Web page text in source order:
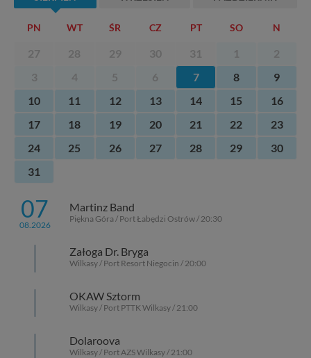
PN WT ŚR CZ PT SO N
27 28 29 30 31 1
2
3
4 5 6 7 8
9
10
11 12 13 14 15
16
17
18 19 20 21 22
23
24
25 26 27 28 29
30
31
07
08.2026
Martinz Band
Piękna Góra / Port Łabędzi Ostrów / 20:30
Załoga Dr. Bryga
Wilkasy / Port Resort Niegocin / 20:00
OKAW Sztorm
Wilkasy / Port PTTK Wilkasy / 21:00
Dolaroova
Wilkasy / Port AZS Wilkasy / 21:00